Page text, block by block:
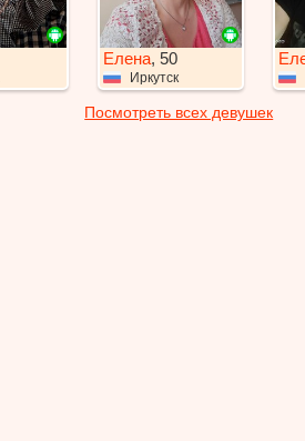
Елена, 50
Иркутск
Посмотреть всех девушек